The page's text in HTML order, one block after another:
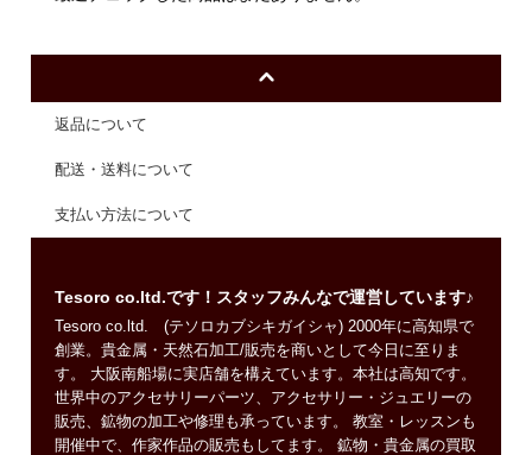
返品について
配送・送料について
支払い方法について
Tesoro co.ltd.です！スタッフみんなで運営しています♪
Tesoro co.ltd. (テソロカブシキガイシャ) 2000年に高知県で
創業。貴金属・天然石加工/販売を商いとして今日に至りま
す。 大阪南船場に実店舗を構えています。本社は高知です。
世界中のアクセサリーパーツ、アクセサリー・ジュエリーの
販売、鉱物の加工や修理も承っています。 教室・レッスンも
開催中で、作家作品の販売もしてます。 鉱物・貴金属の買取